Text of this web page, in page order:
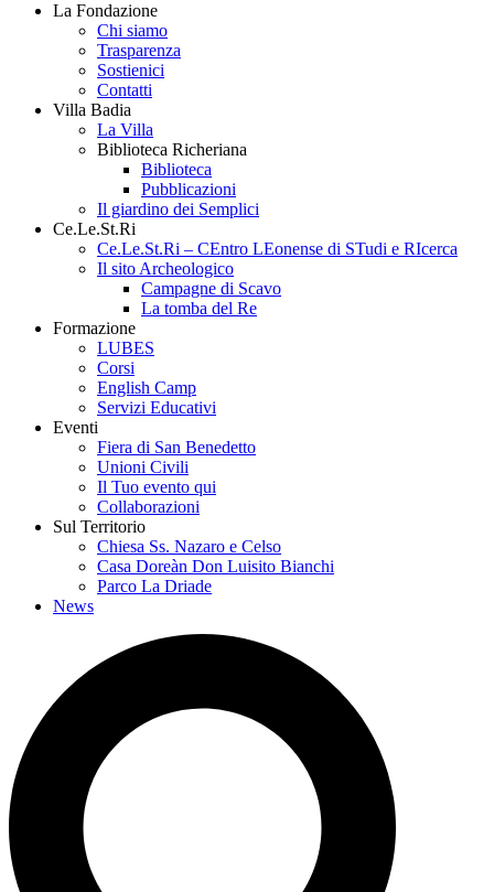
La Fondazione
Chi siamo
Trasparenza
Sostienici
Contatti
Villa Badia
La Villa
Biblioteca Richeriana
Biblioteca
Pubblicazioni
Il giardino dei Semplici
Ce.Le.St.Ri
Ce.Le.St.Ri – CEntro LEonense di STudi e RIcerca
Il sito Archeologico
Campagne di Scavo
La tomba del Re
Formazione
LUBES
Corsi
English Camp
Servizi Educativi
Eventi
Fiera di San Benedetto
Unioni Civili
Il Tuo evento qui
Collaborazioni
Sul Territorio
Chiesa Ss. Nazaro e Celso
Casa Doreàn Don Luisito Bianchi
Parco La Driade
News